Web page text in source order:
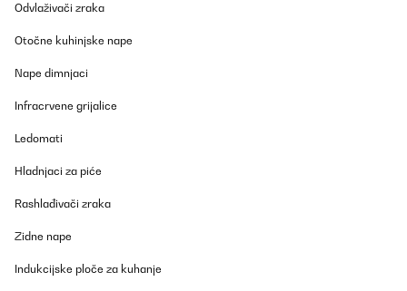
Odvlaživači zraka
Otočne kuhinjske nape
Nape dimnjaci
Infracrvene grijalice
Ledomati
Hladnjaci za piće
Rashlađivači zraka
Zidne nape
Indukcijske ploče za kuhanje